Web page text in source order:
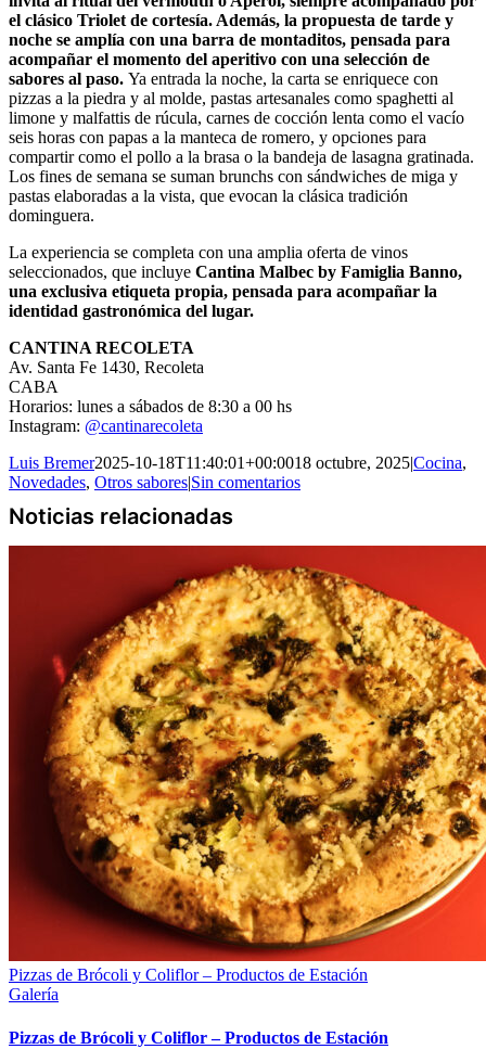
el clásico Triolet de cortesía. Además, la propuesta de tarde y
noche se amplía con una barra de montaditos, pensada para
acompañar el momento del aperitivo con una selección de
sabores al paso. Ya entrada la noche, la carta se enriquece con
pizzas a la piedra y al molde, pastas artesanales como spaghetti al
limone y malfattis de rúcula, carnes de cocción lenta como el vacío
seis horas con papas a la manteca de romero, y opciones para
compartir como el pollo a la brasa o la bandeja de lasagna gratinada.
Los fines de semana se suman brunchs con sándwiches de miga y
pastas elaboradas a la vista, que evocan la clásica tradición
dominguera.
La experiencia se completa con una amplia oferta de vinos
seleccionados, que incluye Cantina Malbec by Famiglia Banno,
una exclusiva etiqueta propia, pensada para acompañar la
identidad gastronómica del lugar.
CANTINA RECOLETA
Av. Santa Fe 1430, Recoleta
CABA
Horarios: lunes a sábados de 8:30 a 00 hs
Instagram: @cantinarecoleta
Luis Bremer2025-10-18T11:40:01+00:0018 octubre, 2025|Cocina,
Novedades, Otros sabores|Sin comentarios
Pizzas de Brócoli y Coliflor – Productos de Estación
Galería
Pizzas de Brócoli y Coliflor – Productos de Estación